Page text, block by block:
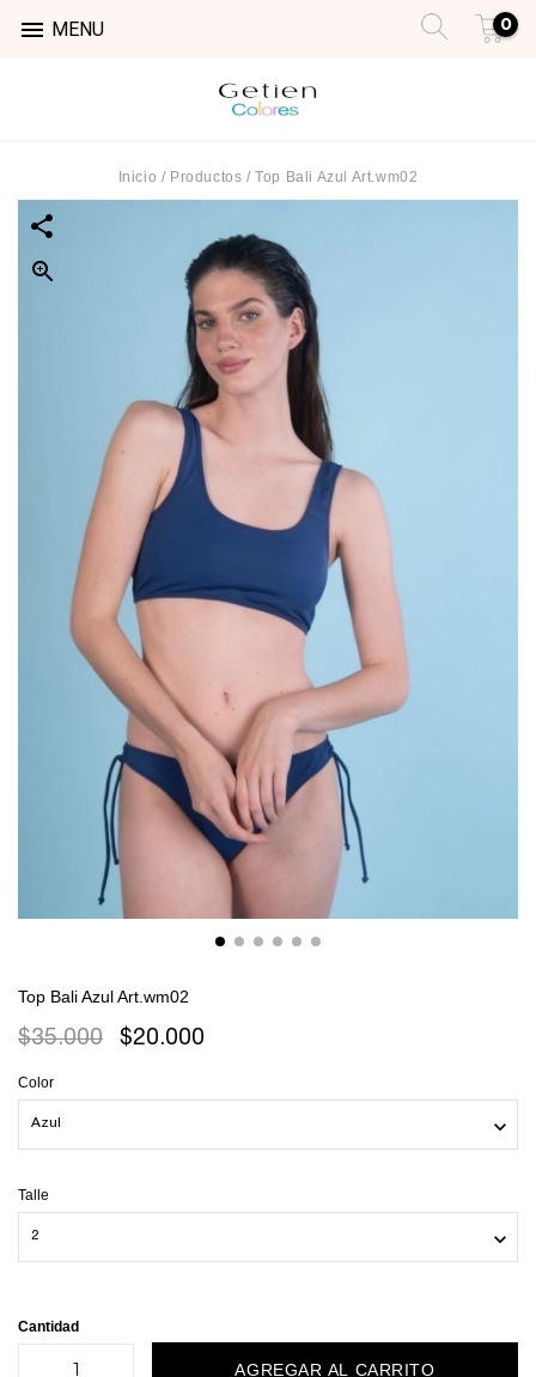
 MENU 0
Inicio / Productos / Top Bali Azul Art.wm02
Top Bali Azul Art.wm02
$35.000 $20.000
Color
Talle
Cantidad